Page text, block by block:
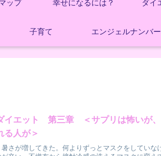
ップ 幸せになるには？ ダイ
子育て エンジェルナンバー
イエット 第三章 ＜サプリは怖いが
る人が＞
暑さが増してきた。何よりずっとマスクをしていな